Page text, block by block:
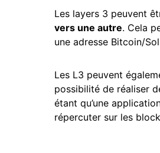
Les layers 3 peuvent
vers une autre. Cela
une adresse Bitcoin/
Les L3 peuvent
possibilité de réaliser
étant qu’une
répercuter sur les